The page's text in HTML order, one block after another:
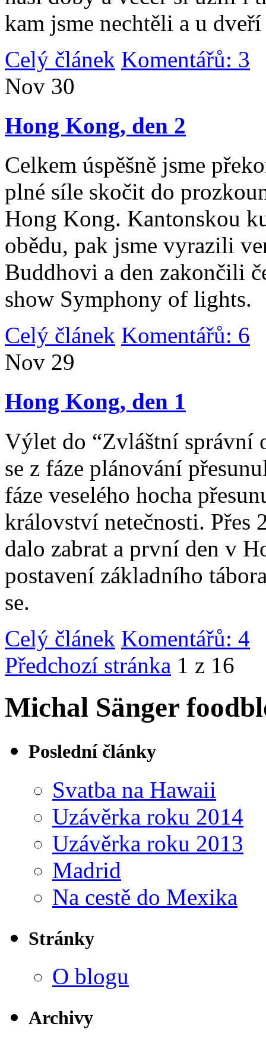
kam jsme nechtěli a u
Celý článek Komentářů: 3
Nov 30
Hong Kong, den 2
Celkem úspěšně jsme
plné síle skočit do
Hong Kong. Kantonskou
obědu, pak jsme vyrazili
Buddhovi a den zakončili
show Symphony of lights.
Celý článek Komentářů: 6
Nov 29
Hong Kong, den 1
Výlet do “Zvláštní správní
se z fáze plánování
fáze veselého hocha
království netečnosti. Přes
dalo zabrat a první den v
postavení základního
se.
Celý článek Komentářů: 4
Předchozí stránka 1 z 16
Michal Sänger
Poslední články
Svatba na Hawaii
Uzávěrka roku 2014
Uzávěrka roku 2013
Madrid
Na cestě do Mexika
Stránky
O blogu
Archivy